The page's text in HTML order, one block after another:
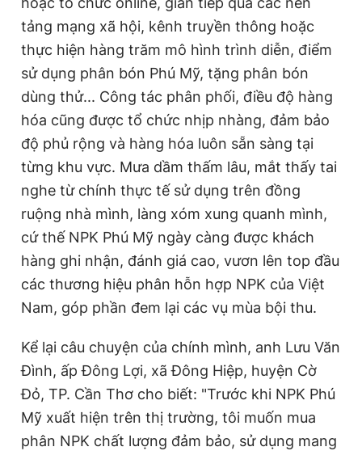
tảng mạng xã hội, kênh truyền thông hoặc
thực hiện hàng trăm mô hình trình diễn, điểm
sử dụng phân bón Phú Mỹ, tặng phân bón
dùng thử... Công tác phân phối, điều độ hàng
hóa cũng được tổ chức nhịp nhàng, đảm bảo
độ phủ rộng và hàng hóa luôn sẵn sàng tại
từng khu vực. Mưa dầm thấm lâu, mắt thấy tai
nghe từ chính thực tế sử dụng trên đồng
ruộng nhà mình, làng xóm xung quanh mình,
cứ thế NPK Phú Mỹ ngày càng được khách
hàng ghi nhận, đánh giá cao, vươn lên top đầu
các thương hiệu phân hỗn hợp NPK của Việt
Nam, góp phần đem lại các vụ mùa bội thu.
Kể lại câu chuyện của chính mình, anh Lưu Văn
Đình, ấp Đông Lợi, xã Đông Hiệp, huyện Cờ
Đỏ, TP. Cần Thơ cho biết: "Trước khi NPK Phú
Mỹ xuất hiện trên thị trường, tôi muốn mua
phân NPK chất lượng đảm bảo, sử dụng mang